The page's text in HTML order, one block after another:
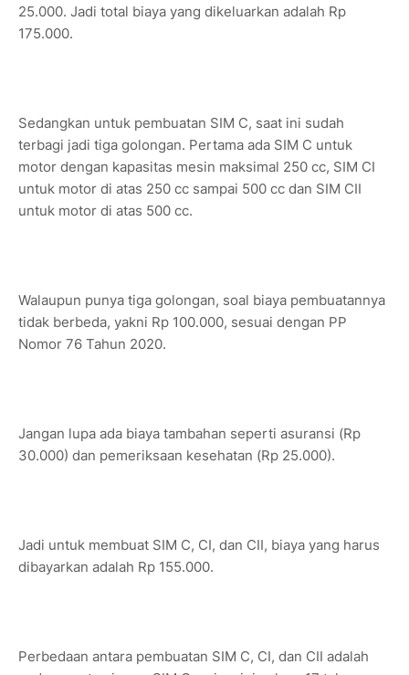
25.000. Jadi total biaya yang dikeluarkan adalah Rp
175.000.
Sedangkan untuk pembuatan SIM C, saat ini sudah
terbagi jadi tiga golongan. Pertama ada SIM C untuk
motor dengan kapasitas mesin maksimal 250 cc, SIM CI
untuk motor di atas 250 cc sampai 500 cc dan SIM CII
untuk motor di atas 500 cc.
Walaupun punya tiga golongan, soal biaya pembuatannya
tidak berbeda, yakni Rp 100.000, sesuai dengan PP
Nomor 76 Tahun 2020.
Jangan lupa ada biaya tambahan seperti asuransi (Rp
30.000) dan pemeriksaan kesehatan (Rp 25.000).
Jadi untuk membuat SIM C, CI, dan CII, biaya yang harus
dibayarkan adalah Rp 155.000.
Perbedaan antara pembuatan SIM C, CI, dan CII adalah